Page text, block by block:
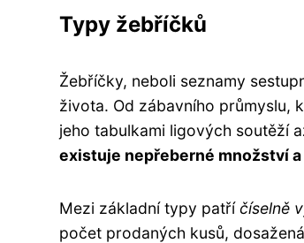
Typy žebříčků
Žebříčky, neboli seznamy
života. Od zábavního průmyslu,
jeho tabulkami ligových soutěží
existuje nepřeberné množství
Mezi základní typy patříčíselně
počet prodaných kusů,